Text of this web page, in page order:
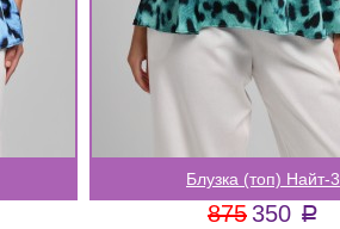
Блузка (топ) Найт-3
875 350 a